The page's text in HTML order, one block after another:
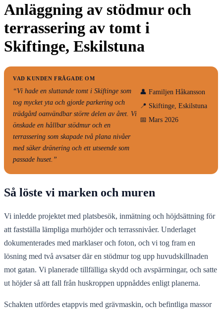
Anläggning av stödmur och
terrassering av tomt i
Skiftinge, Eskilstuna
VAD KUNDEN FRÅGADE OM
“Vi hade en sluttande tomt i Skiftinge som
tog mycket yta och gjorde parkering och
trädgård oanvändbar större delen av året. Vi
önskade en hållbar stödmur och en
terrassering som skapade två plana nivåer
med säker dränering och ett utseende som
passade huset.”
👤 Familjen Håkansson
📍 Skiftinge, Eskilstuna
📅 Mars 2026
Så löste vi marken och muren
Vi inledde projektet med platsbesök, inmätning och höjdsättning för
att fastställa lämpliga murhöjder och terrassnivåer. Underlaget
dokumenterades med marklaser och foton, och vi tog fram en
lösning med två avsatser där en stödmur tog upp huvudskillnaden
mot gatan. Vi planerade tillfälliga skydd och avspärrningar, och satte
ut höjder så att fall från huskroppen uppnåddes enligt planerna.
Schakten utfördes etappvis med grävmaskin, och befintliga massor